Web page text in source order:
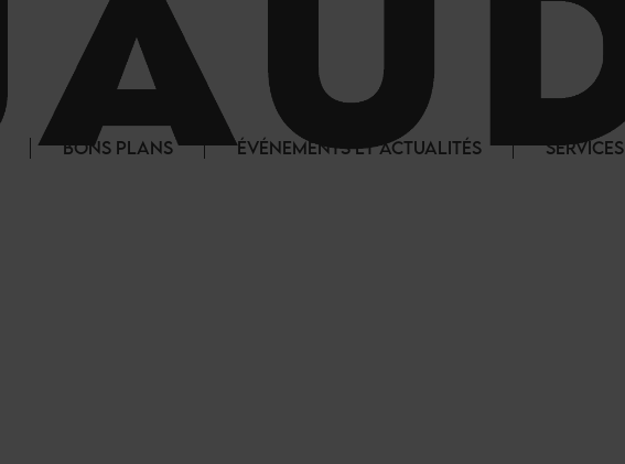
BONS PLANS ÉVÉNEMENTS ET ACTUALITÉS SERVICES